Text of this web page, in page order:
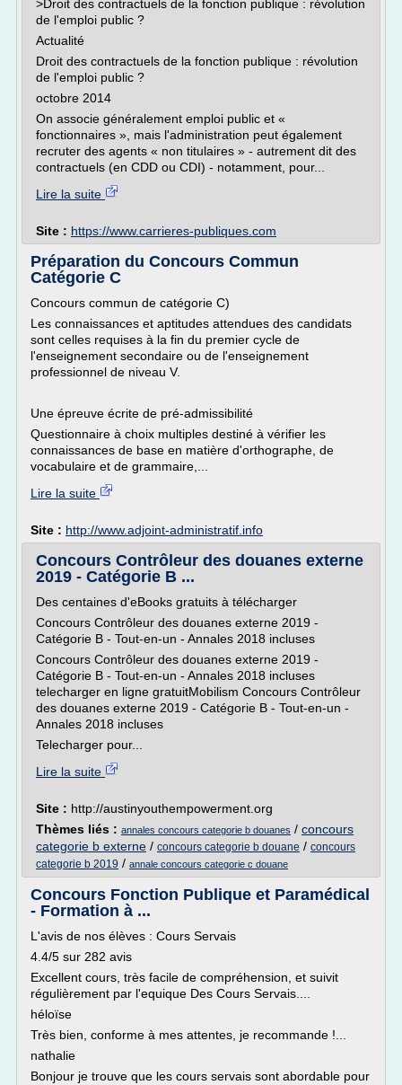
>Droit des contractuels de la fonction publique : révolution
de l'emploi public ?
Actualité
Droit des contractuels de la fonction publique : révolution
de l'emploi public ?
octobre 2014
On associe généralement emploi public et «
fonctionnaires », mais l'administration peut également
recruter des agents « non titulaires » - autrement dit des
contractuels (en CDD ou CDI) - notamment, pour...
Lire la suite
Site : https://www.carrieres-publiques.com
Préparation du Concours Commun
Catégorie C
Concours commun de catégorie C)
Les connaissances et aptitudes attendues des candidats
sont celles requises à la fin du premier cycle de
l'enseignement secondaire ou de l'enseignement
professionnel de niveau V.
Une épreuve écrite de pré-admissibilité
Questionnaire à choix multiples destiné à vérifier les
connaissances de base en matière d'orthographe, de
vocabulaire et de grammaire,...
Lire la suite
Site : http://www.adjoint-administratif.info
Concours Contrôleur des douanes externe
2019 - Catégorie B ...
Des centaines d'eBooks gratuits à télécharger
Concours Contrôleur des douanes externe 2019 -
Catégorie B - Tout-en-un - Annales 2018 incluses
Concours Contrôleur des douanes externe 2019 -
Catégorie B - Tout-en-un - Annales 2018 incluses
telecharger en ligne gratuitMobilism Concours Contrôleur
des douanes externe 2019 - Catégorie B - Tout-en-un -
Annales 2018 incluses
Telecharger pour...
Lire la suite
Site : http://austinyouthempowerment.org
Thèmes liés : annales concours categorie b douanes / concours
categorie b externe / concours categorie b douane / concours
categorie b 2019 / annale concours categorie c douane
Concours Fonction Publique et Paramédical
- Formation à ...
L'avis de nos élèves : Cours Servais
4.4/5 sur 282 avis
Excellent cours, très facile de compréhension, et suivit
régulièrement par l'equique Des Cours Servais....
héloïse
Très bien, conforme à mes attentes, je recommande !...
nathalie
Bonjour je trouve que les cours servais sont abordable pour